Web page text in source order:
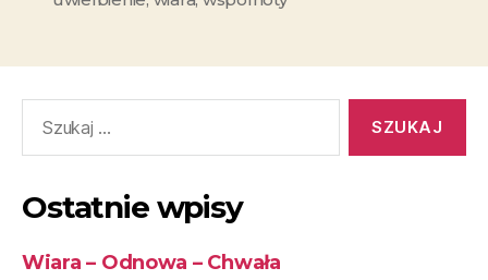
Ostatnie wpisy
Wiara – Odnowa – Chwała